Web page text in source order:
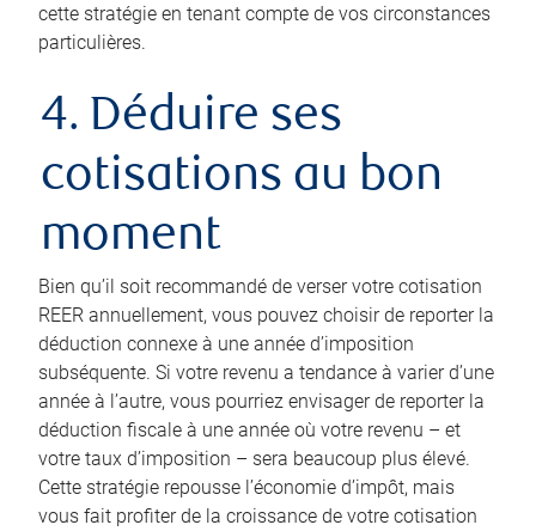
cette stratégie en tenant compte de vos circonstances
particulières.
4. Déduire ses
cotisations au bon
moment
Bien qu’il soit recommandé de verser votre cotisation
REER annuellement, vous pouvez choisir de reporter la
déduction connexe à une année d’imposition
subséquente. Si votre revenu a tendance à varier d’une
année à l’autre, vous pourriez envisager de reporter la
déduction fiscale à une année où votre revenu – et
votre taux d’imposition – sera beaucoup plus élevé.
Cette stratégie repousse l’économie d’impôt, mais
vous fait profiter de la croissance de votre cotisation